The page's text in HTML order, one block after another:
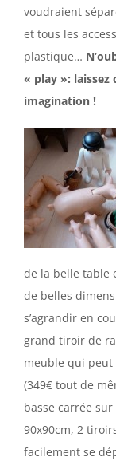
voudraient
et tous les
plastique…
« play »: laissez
imagination !
de la belle table
de belles
s’agrandir en
grand tiroir de
meuble qui peut
(349€ tout de
basse carrée
90x90cm, 2
facilement se